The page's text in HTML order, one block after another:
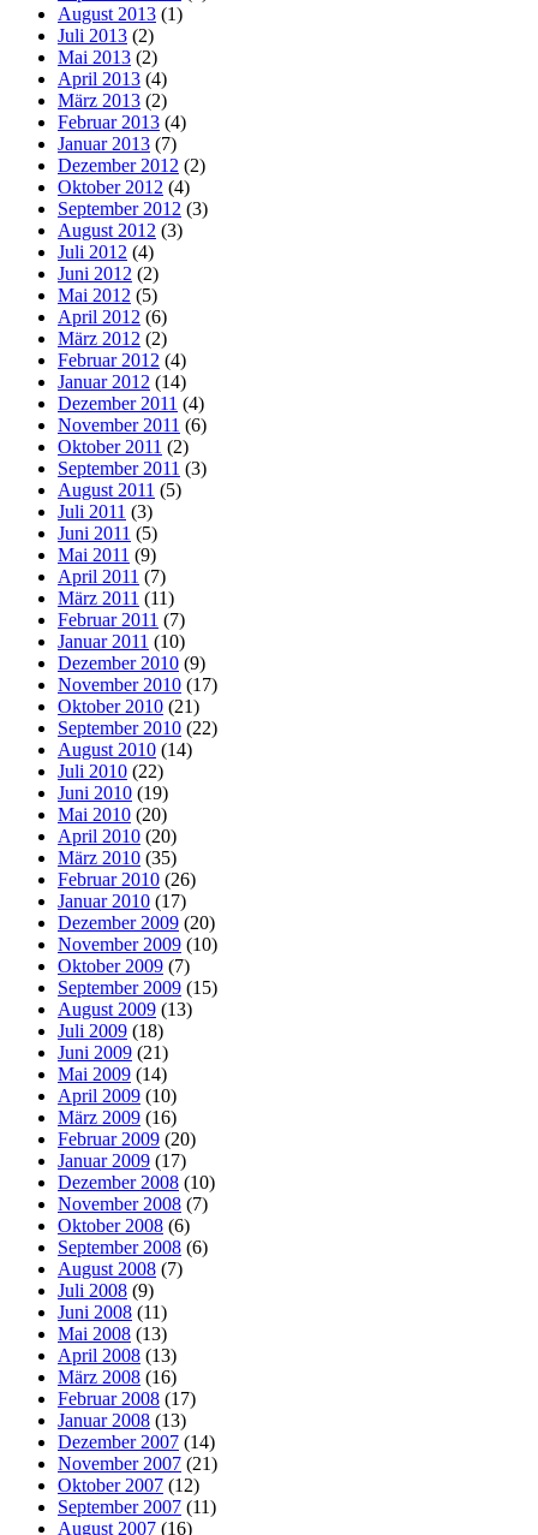
August 2013 (1)
Juli 2013 (2)
Mai 2013 (2)
April 2013 (4)
März 2013 (2)
Februar 2013 (4)
Januar 2013 (7)
Dezember 2012 (2)
Oktober 2012 (4)
September 2012 (3)
August 2012 (3)
Juli 2012 (4)
Juni 2012 (2)
Mai 2012 (5)
April 2012 (6)
März 2012 (2)
Februar 2012 (4)
Januar 2012 (14)
Dezember 2011 (4)
November 2011 (6)
Oktober 2011 (2)
September 2011 (3)
August 2011 (5)
Juli 2011 (3)
Juni 2011 (5)
Mai 2011 (9)
April 2011 (7)
März 2011 (11)
Februar 2011 (7)
Januar 2011 (10)
Dezember 2010 (9)
November 2010 (17)
Oktober 2010 (21)
September 2010 (22)
August 2010 (14)
Juli 2010 (22)
Juni 2010 (19)
Mai 2010 (20)
April 2010 (20)
März 2010 (35)
Februar 2010 (26)
Januar 2010 (17)
Dezember 2009 (20)
November 2009 (10)
Oktober 2009 (7)
September 2009 (15)
August 2009 (13)
Juli 2009 (18)
Juni 2009 (21)
Mai 2009 (14)
April 2009 (10)
März 2009 (16)
Februar 2009 (20)
Januar 2009 (17)
Dezember 2008 (10)
November 2008 (7)
Oktober 2008 (6)
September 2008 (6)
August 2008 (7)
Juli 2008 (9)
Juni 2008 (11)
Mai 2008 (13)
April 2008 (13)
März 2008 (16)
Februar 2008 (17)
Januar 2008 (13)
Dezember 2007 (14)
November 2007 (21)
Oktober 2007 (12)
September 2007 (11)
August 2007 (16)